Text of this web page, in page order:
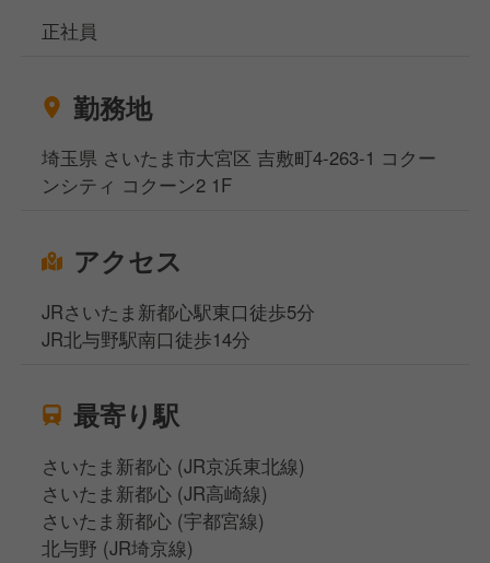
正社員
勤務地
埼玉県 さいたま市大宮区 吉敷町4-263-1 コクー
ンシティ コクーン2 1F
アクセス
JRさいたま新都心駅東口徒歩5分
JR北与野駅南口徒歩14分
最寄り駅
さいたま新都心 (JR京浜東北線)
さいたま新都心 (JR高崎線)
さいたま新都心 (宇都宮線)
北与野 (JR埼京線)